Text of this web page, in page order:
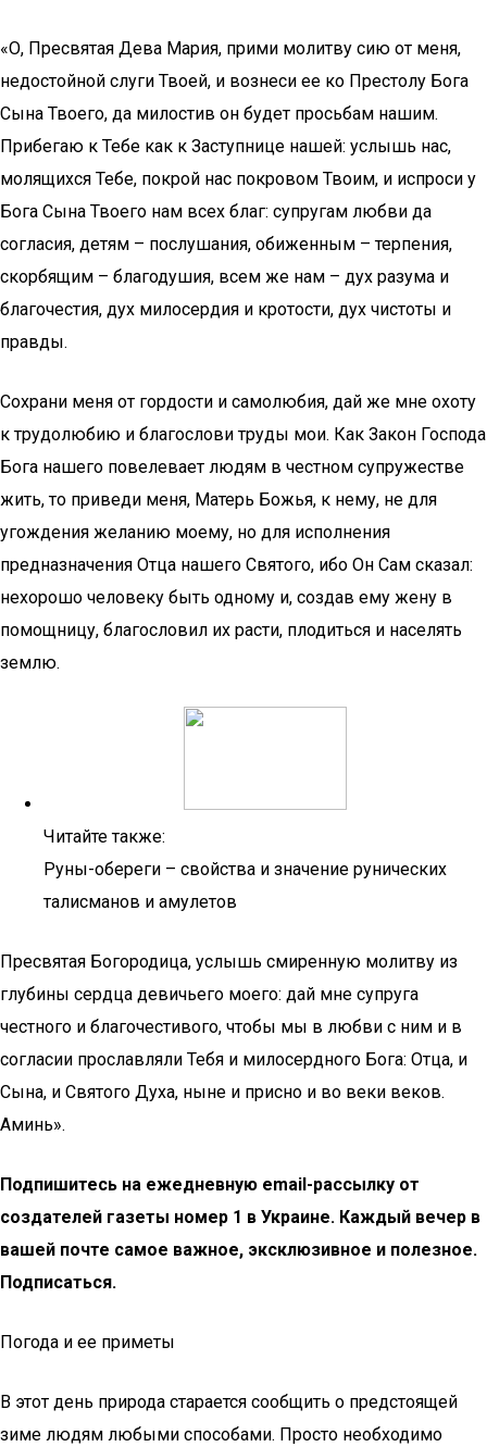
«О, Пресвятая Дева Мария, прими молитву сию от меня,
недостойной слуги Твоей, и вознеси ее ко Престолу Бога
Сына Твоего, да милостив он будет просьбам нашим.
Прибегаю к Тебе как к Заступнице нашей: услышь нас,
молящихся Тебе, покрой нас покровом Твоим, и испроси у
Бога Сына Твоего нам всех благ: супругам любви да
согласия, детям – послушания, обиженным – терпения,
скорбящим – благодушия, всем же нам – дух разума и
благочестия, дух милосердия и кротости, дух чистоты и
правды.
Сохрани меня от гордости и самолюбия, дай же мне охоту
к трудолюбию и благослови труды мои. Как Закон Господа
Бога нашего повелевает людям в честном супружестве
жить, то приведи меня, Матерь Божья, к нему, не для
угождения желанию моему, но для исполнения
предназначения Отца нашего Святого, ибо Он Сам сказал:
нехорошо человеку быть одному и, создав ему жену в
помощницу, благословил их расти, плодиться и населять
землю.
Читайте также:
Руны-обереги – свойства и значение рунических
талисманов и амулетов
Пресвятая Богородица, услышь смиренную молитву из
глубины сердца девичьего моего: дай мне супруга
честного и благочестивого, чтобы мы в любви с ним и в
согласии прославляли Тебя и милосердного Бога: Отца, и
Сына, и Святого Духа, ныне и присно и во веки веков.
Аминь».
Подпишитесь на ежедневную еmail-рассылку от
создателей газеты номер 1 в Украине. Каждый вечер в
вашей почте самое важное, эксклюзивное и полезное.
Подписаться.
Погода и ее приметы
В этот день природа старается сообщить о предстоящей
зиме людям любыми способами. Просто необходимо